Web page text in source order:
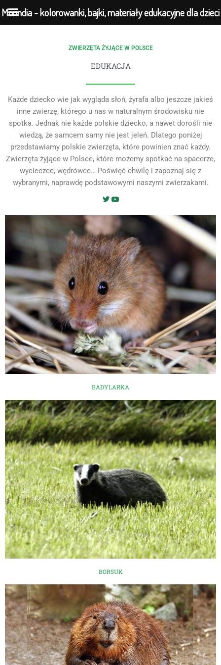
ZWIERZĘTA ŻYJĄCE W POLSCE
EDUKACJA
Każde dziecko wie jak wygląda słoń, żyrafa albo jeszcze jakieś
inne zwierzę, którego u nas w naturalnym środowisku nie
spotka. Jednak nie każde polskie dziecko, a nawet dorośli nie
wiedzą, że samcem sarny nie jest jeleń. Dlatego poniżej
przedstawiamy polskie zwierzęta, które powinien znać każdy.
Zwierzęta żyjące w Polsce, które możemy spotkać na spacerze,
wycieczce, wędrówce… Poświęć chwilę i zapoznaj się z
wybranymi, naprawdę podstawowymi naszymi zwierzakami.
BADYLARKA
BORSUK
Morindia - kolorowanki, bajki, materiały edukacyjne dla dzieci